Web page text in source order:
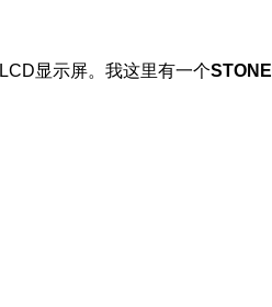
显示屏。我这里有一个STONE